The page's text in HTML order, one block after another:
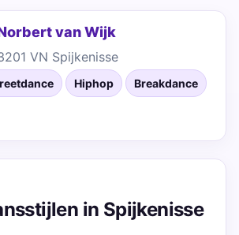
van Wijk
VN Spijkenisse
Hiphop Breakdance
in Spijkenisse